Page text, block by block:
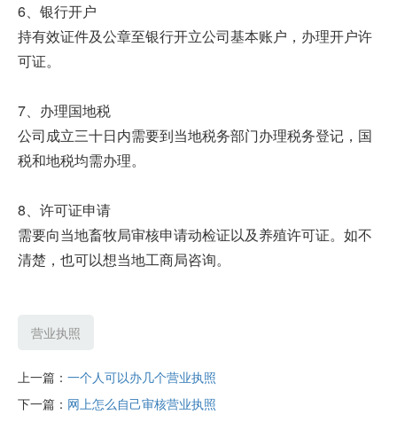
6、银行开户
持有效证件及公章至银行开立公司基本账户，办理开户许
可证。
7、办理国地税
公司成立三十日内需要到当地税务部门办理税务登记，国
税和地税均需办理。
8、许可证申请
需要向当地畜牧局审核申请动检证以及养殖许可证。如不
清楚，也可以想当地工商局咨询。
营业执照
上一篇： 一个人可以办几个营业执照
下一篇： 网上怎么自己审核营业执照